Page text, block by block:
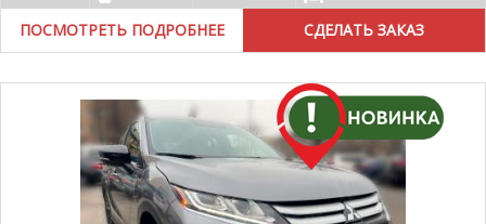
ПОСМОТРЕТЬ ПОДРОБНЕЕ